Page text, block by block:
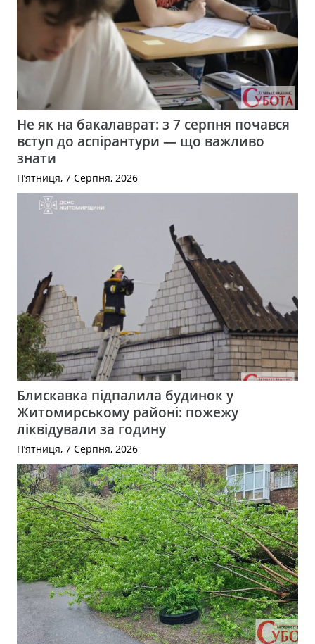
Не як на бакалаврат: з 7 серпня почався
вступ до аспірантури — що важливо
знати
П’ятниця, 7 Серпня, 2026
Блискавка підпалила будинок у
Житомирському районі: пожежу
ліквідували за годину
П’ятниця, 7 Серпня, 2026